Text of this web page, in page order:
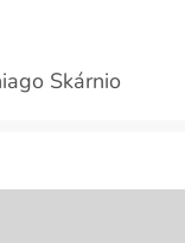
Skárnio